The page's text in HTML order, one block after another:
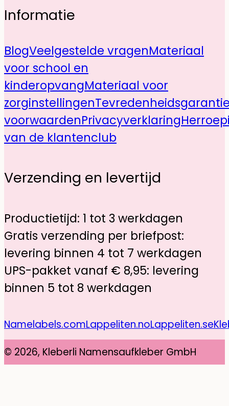
Informatie
BlogVeelgestelde vragenMateriaal
voor school en
kinderopvangMateriaal voor
zorginstellingen
voorwaardenPrivacyverklaring
van de klantenclub
Verzending en levertijd
Productietijd: 1 tot 3 werkdagen
Gratis verzending per briefpost:
levering binnen 4 tot 7 werkdagen
UPS-pakket vanaf € 8,95: levering
binnen 5 tot 8 werkdagen
Namelabels.comLappeliten.noLappeliten.se
© 2026, Kleberli Namensaufkleber GmbH